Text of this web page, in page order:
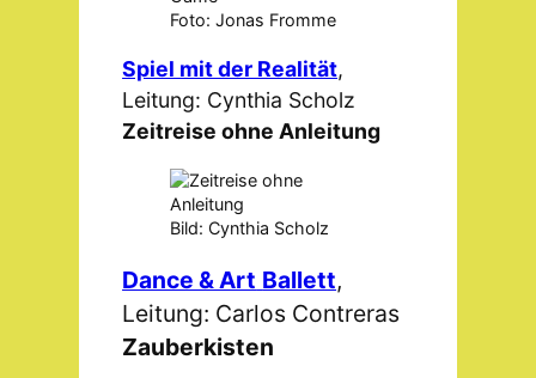
Foto: Jonas Fromme
Spiel mit der Realität,
Leitung: Cynthia Scholz
Zeitreise ohne Anleitung
Bild: Cynthia Scholz
Dance & Art Ballett,
Leitung: Carlos Contreras
Zauberkisten